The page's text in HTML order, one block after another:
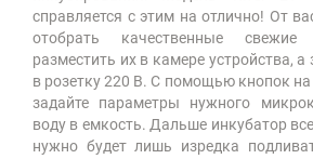
справляется с этим на отлично! От
отобрать качественные свежие
разместить их в камере устройства,
в розетку 220 В. С помощью кнопок на
задайте параметры нужного
воду в емкость. Дальше инкубатор
нужно будет лишь изредка